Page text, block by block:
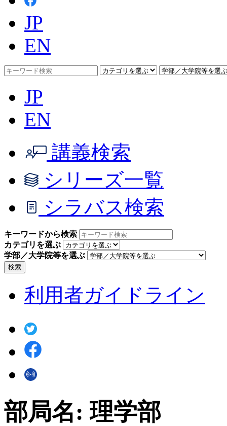
JP
EN
JP
EN
講義検索
シリーズ一覧
シラバス検索
キーワードから検索
カテゴリを選ぶ
学部／大学院等を選ぶ
検索
利用者ガイドライン
部局名:理学部